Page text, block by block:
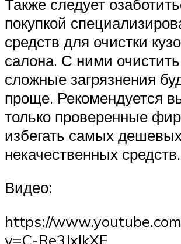
Также следует
покупкой
средств для очистки
салона. С ними
сложные загрязнения
проще. Рекомендуется
только проверенные
избегать самых
некачественных средств.
Видео:
https://
v=C-Re3JxIkXE